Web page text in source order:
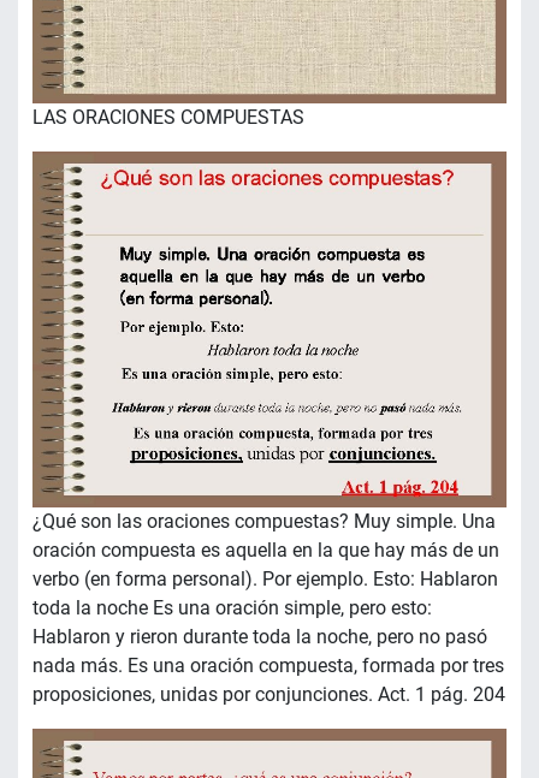
LAS ORACIONES COMPUESTAS
¿Qué son las oraciones compuestas? Muy simple. Una
oración compuesta es aquella en la que hay más de un
verbo (en forma personal). Por ejemplo. Esto: Hablaron
toda la noche Es una oración simple, pero esto:
Hablaron y rieron durante toda la noche, pero no pasó
nada más. Es una oración compuesta, formada por tres
proposiciones, unidas por conjunciones. Act. 1 pág. 204